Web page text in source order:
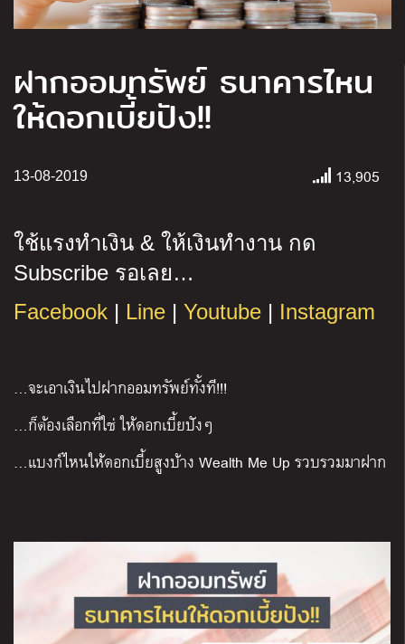
ฝากออมทรัพย์ ธนาคารไหน
ให้ดอกเบี้ยปัง!!
13-08-2019 13,905
ใช้แรงทำเงิน & ให้เงินทำงาน กด
Subscribe รอเลย…
Facebook | Line | Youtube | Instagram
…จะเอาเงินไปฝากออมทรัพย์ทั้งที!!!
…ก็ต้องเลือกที่ใช่ ให้ดอกเบี้ยปังๆ
…แบงก์ไหนให้ดอกเบี้ยสูงบ้าง Wealth Me Up รวบรวมมาฝาก